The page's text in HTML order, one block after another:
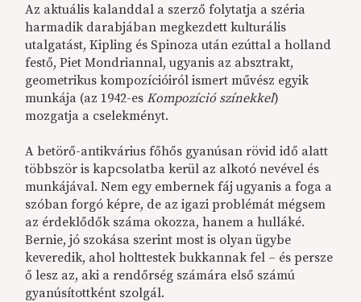
Az aktuális kalanddal a szerző folytatja a széria
harmadik darabjában megkezdett kulturális
utalgatást, Kipling és Spinoza után ezúttal a holland
festő, Piet Mondriannal, ugyanis az absztrakt,
geometrikus kompozícióiról ismert művész egyik
munkája (az 1942-esKompozíció színekkel)
mozgatja a cselekményt.
A betörő-antikvárius főhős gyanúsan rövid idő alatt
többször is kapcsolatba kerül az alkotó nevével és
munkájával. Nem egy embernek fáj ugyanis a foga a
szóban forgó képre, de az igazi problémát mégsem
az érdeklődők száma okozza, hanem a hulláké.
Bernie, jó szokása szerint most is olyan ügybe
keveredik, ahol holttestek bukkannak fel – és persze
ő lesz az, aki a rendőrség számára első számú
gyanúsítottként szolgál.